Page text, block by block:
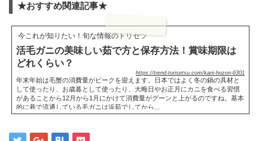
★おすすめ関連記事★
今これが知りたい！旬な情報のトリセツ
活毛ガニの美味しい茹で方と保存方法！賞味期限は
どれくらい？
https://trend-torisetsu.com/kani-hozon-6301
年末年始は毛蟹の消費量がピークを迎えます。日本ではよく冬の鍋の具材と
して使ったり、お歳暮として使ったり、大晦日やお正月にカニを食べる習慣
があることから12月から1月にかけて消費量がグーンと上がるのですね。基本
的に巷で流通している毛ガニは浜茹でしてから...